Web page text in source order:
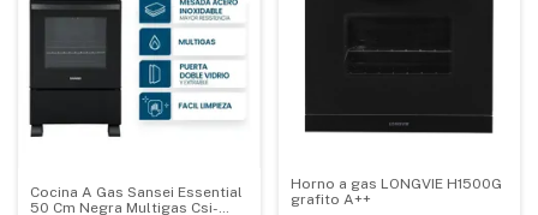
Cocina A Gas Sansei Essential
50 Cm Negra Multigas Csi-
Horno a gas LONGVIE H1500G
grafito A++